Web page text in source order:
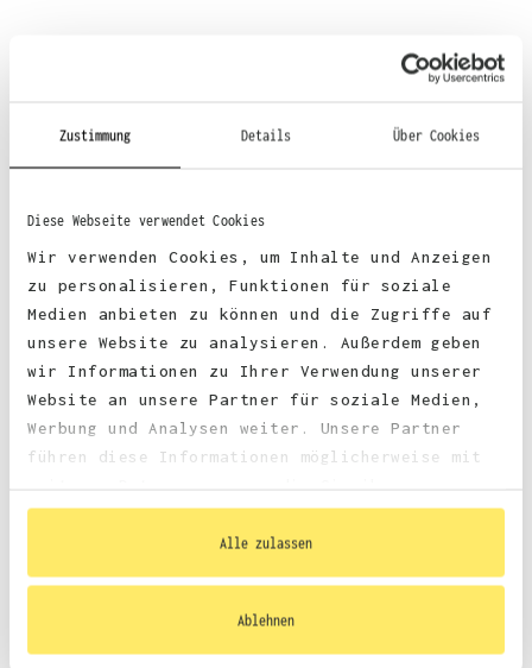
Zustimmung Details Über Cookies
Diese Webseite verwendet Cookies
Wir verwenden Cookies, um Inhalte und Anzeigen
zu personalisieren, Funktionen für soziale
Medien anbieten zu können und die Zugriffe auf
unsere Website zu analysieren. Außerdem geben
wir Informationen zu Ihrer Verwendung unserer
Website an unsere Partner für soziale Medien,
Werbung und Analysen weiter. Unsere Partner
führen diese Informationen möglicherweise mit
bereitgestellt haben oder die sie im Rahmen
Ihrer Nutzung der Dienste gesammelt haben.
Alle zulassen
Ablehnen
Zertifizierungen:
Vegan, BSCI Oeko-Tex, SEDEX, WRAP, Marl : Recycled
Größentabelle
Datenblatt